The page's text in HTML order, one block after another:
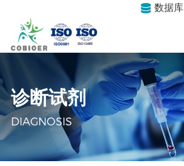
数据库
诊断试剂
DIAGNOSIS